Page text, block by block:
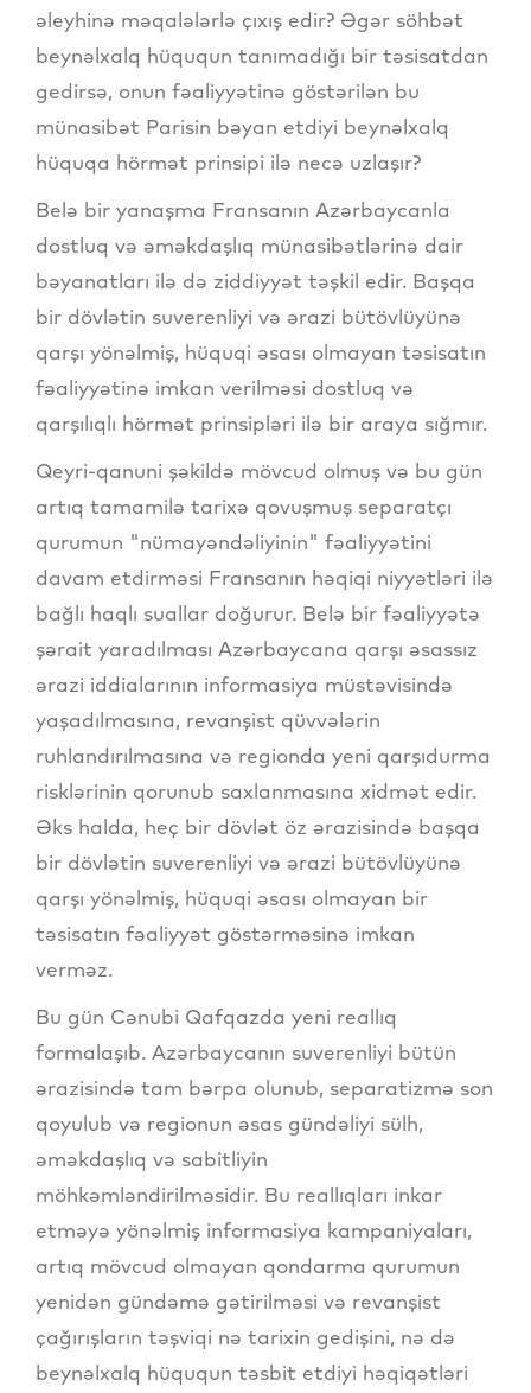
əleyhinə məqalələrlə çıxış edir? Əgər söhbət
beynəlxalq hüququn tanımadığı bir təsisatdan
gedirsə, onun fəaliyyətinə göstərilən bu
münasibət Parisin bəyan etdiyi beynəlxalq
hüquqa hörmət prinsipi ilə necə uzlaşır?
Belə bir yanaşma Fransanın Azərbaycanla
dostluq və əməkdaşlıq münasibətlərinə dair
bəyanatları ilə də ziddiyyət təşkil edir. Başqa
bir dövlətin suverenliyi və ərazi bütövlüyünə
qarşı yönəlmiş, hüquqi əsası olmayan təsisatın
fəaliyyətinə imkan verilməsi dostluq və
qarşılıqlı hörmət prinsipləri ilə bir araya sığmır.
Qeyri-qanuni şəkildə mövcud olmuş və bu gün
artıq tamamilə tarixə qovuşmuş separatçı
qurumun "nümayəndəliyinin" fəaliyyətini
davam etdirməsi Fransanın həqiqi niyyətləri ilə
bağlı haqlı suallar doğurur. Belə bir fəaliyyətə
şərait yaradılması Azərbaycana qarşı əsassız
ərazi iddialarının informasiya müstəvisində
yaşadılmasına, revanşist qüvvələrin
ruhlandırılmasına və regionda yeni qarşıdurma
risklərinin qorunub saxlanmasına xidmət edir.
Əks halda, heç bir dövlət öz ərazisində başqa
bir dövlətin suverenliyi və ərazi bütövlüyünə
qarşı yönəlmiş, hüquqi əsası olmayan bir
təsisatın fəaliyyət göstərməsinə imkan
verməz.
Bu gün Cənubi Qafqazda yeni reallıq
formalaşıb. Azərbaycanın suverenliyi bütün
ərazisində tam bərpa olunub, separatizmə son
qoyulub və regionun əsas gündəliyi sülh,
əməkdaşlıq və sabitliyin
möhkəmləndirilməsidir. Bu reallıqları inkar
etməyə yönəlmiş informasiya kampaniyaları,
artıq mövcud olmayan qondarma qurumun
yenidən gündəmə gətirilməsi və revanşist
çağırışların təşviqi nə tarixin gedişini, nə də
beynəlxalq hüququn təsbit etdiyi həqiqətləri